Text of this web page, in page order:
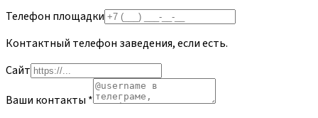
Телефон площадки
Контактный телефон заведения, если есть.
Сайт
Ваши контакты *